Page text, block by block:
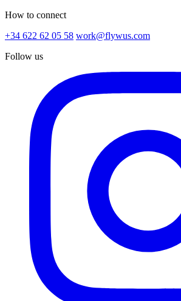
How to connect
+34 622 62 05 58 work@flywus.com
Follow us